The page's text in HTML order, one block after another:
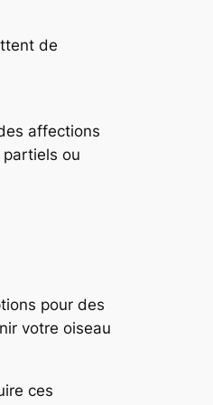
de
affections
ou
pour des
votre oiseau
ces